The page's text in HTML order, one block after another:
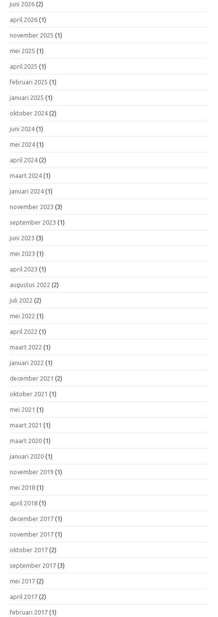
juni 2026 (2)
april 2026 (1)
november 2025 (1)
mei 2025 (1)
april 2025 (1)
februari 2025 (1)
januari 2025 (1)
oktober 2024 (2)
juni 2024 (1)
mei 2024 (1)
april 2024 (2)
maart 2024 (1)
januari 2024 (1)
november 2023 (3)
september 2023 (1)
juni 2023 (3)
mei 2023 (1)
april 2023 (1)
augustus 2022 (2)
juli 2022 (2)
mei 2022 (1)
april 2022 (1)
maart 2022 (1)
januari 2022 (1)
december 2021 (2)
oktober 2021 (1)
mei 2021 (1)
maart 2021 (1)
maart 2020 (1)
januari 2020 (1)
november 2019 (1)
mei 2018 (1)
april 2018 (1)
december 2017 (1)
november 2017 (1)
oktober 2017 (2)
september 2017 (3)
mei 2017 (2)
april 2017 (2)
februari 2017 (1)